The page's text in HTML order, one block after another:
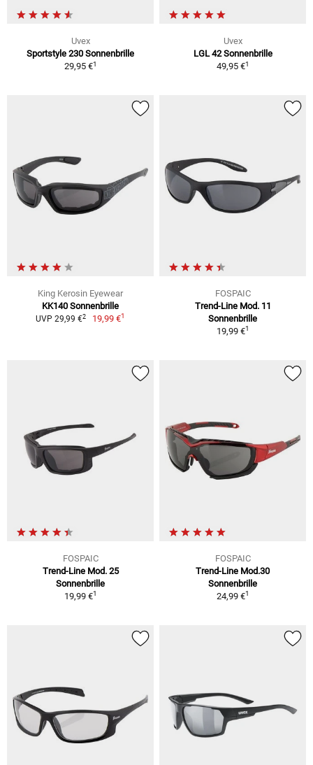
Uvex
Sportstyle 230 Sonnenbrille
29,95 €1
Uvex
LGL 42 Sonnenbrille
49,95 €1
King Kerosin Eyewear
KK140 Sonnenbrille
UVP 29,99 €2 19,99 €1
FOSPAIC
Trend-Line Mod. 11
Sonnenbrille
19,99 €1
FOSPAIC
Trend-Line Mod. 25
Sonnenbrille
19,99 €1
FOSPAIC
Trend-Line Mod.30
Sonnenbrille
24,99 €1